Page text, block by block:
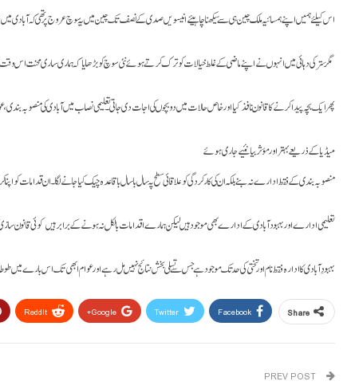
اس کیلئے ہمیں اپنے ہمسائیہ ملک چین ہی سے سیکھنا چاہیئےـ انیسویں صدی کے نصف تک چین میں یہ سوچ عروج پر تھی کہ آبادی
مگر ستر کی دہائی میں انہوں نے اپنے ماضی کے غلط خیالات کو ترک کرتے ہوئے نئی سوچ کو بڑھایا کہ ہماری ساری محنت اس
پھر ایک بچہ پیدا کرنے کا قانون نافذ کیا اور خاص حالات میں دو بچوں کی اجات دی جاتی۔تعلیمی نصاب میں آبادی کی منصوبہ
میڈیا کے ذریعے بہتر اور مؤثر بیانئیے جاری ہوئےـ
منصوبہ بندی کے فقط ادارے نہ بنے بلکہ ان کی کارکردگی کو علاقائی سطح پہ سال با سال باقاعدہ چیک کیا جانے لگاـ۔ان قدامات کو
تعلیمی ادارے اور بہبود آبادی کے ادارے بھی موجود ہیں لیکن ہمارے اقدامات بالکل نہ ہونے کے برابر ہیں ـ کوئی قانون سازی
بہبودِ آبادی کا ادارہ فقط نام اور تختی کی حد تک موجود ہے جس سے تسلی بخش نتائج نہیں مل رہےـ اور عوام ابھی تک اس بارے میں
Share
Facebook
Twitter
Google+
ReddIt